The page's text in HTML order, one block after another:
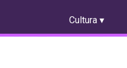
Cultura ▾